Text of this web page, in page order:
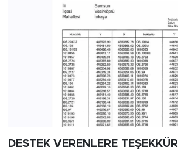
DESTEK VERENLERE TEŞEKKÜR